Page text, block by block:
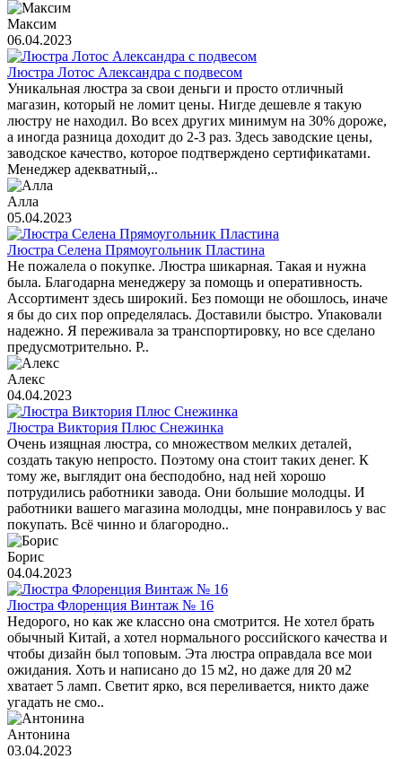
Максим
06.04.2023
Люстра Лотос Александра с подвесом
Уникальная люстра за свои деньги и просто отличный
магазин, который не ломит цены. Нигде дешевле я такую
люстру не находил. Во всех других минимум на 30% дороже,
а иногда разница доходит до 2-3 раз. Здесь заводские цены,
заводское качество, которое подтверждено сертификатами.
Менеджер адекватный,..
Алла
05.04.2023
Люстра Селена Прямоугольник Пластина
Не пожалела о покупке. Люстра шикарная. Такая и нужна
была. Благодарна менеджеру за помощь и оперативность.
Ассортимент здесь широкий. Без помощи не обошлось, иначе
я бы до сих пор определялась. Доставили быстро. Упаковали
надежно. Я переживала за транспортировку, но все сделано
предусмотрительно. Р..
Алекс
04.04.2023
Люстра Виктория Плюс Снежинка
Очень изящная люстра, со множеством мелких деталей,
создать такую непросто. Поэтому она стоит таких денег. К
тому же, выглядит она бесподобно, над ней хорошо
потрудились работники завода. Они большие молодцы. И
работники вашего магазина молодцы, мне понравилось у вас
покупать. Всё чинно и благородно..
Борис
04.04.2023
Люстра Флоренция Винтаж № 16
Недорого, но как же классно она смотрится. Не хотел брать
обычный Китай, а хотел нормального российского качества и
чтобы дизайн был топовым. Эта люстра оправдала все мои
ожидания. Хоть и написано до 15 м2, но даже для 20 м2
хватает 5 ламп. Светит ярко, вся переливается, никто даже
угадать не смо..
Антонина
03.04.2023